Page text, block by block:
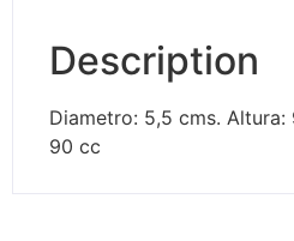
Description
Diametro: 5,5 cms. Altura:
90 cc